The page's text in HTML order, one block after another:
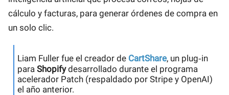
cálculo y facturas, para generar órdenes de compra en
un solo clic.
Liam Fuller fue el creador de CartShare, un plug‑in
para Shopifydesarrollado durante el programa
acelerador Patch (respaldado por Stripe y OpenAI)
el año anterior.